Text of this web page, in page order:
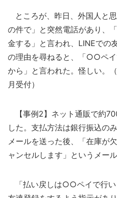
ところが、昨日、外国人と
の件で」と突然電話があり、
金する」と言われ、LINEでの
の理由を尋ねると、「○○ペ
から」と言われた。怪しい。
月受付）
【事例2】ネット通販で約
した。支払方法は銀行振込の
メールを送った後、「在庫が
ャンセルします」というメール
「払い戻しは○○ペイで行い